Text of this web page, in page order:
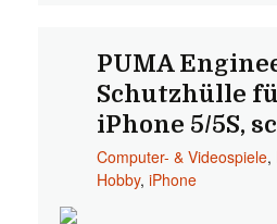
PUMA
Schutzhülle
iPhone 5/5S,
Computer- & Videospiele,
Hobby, iPhone